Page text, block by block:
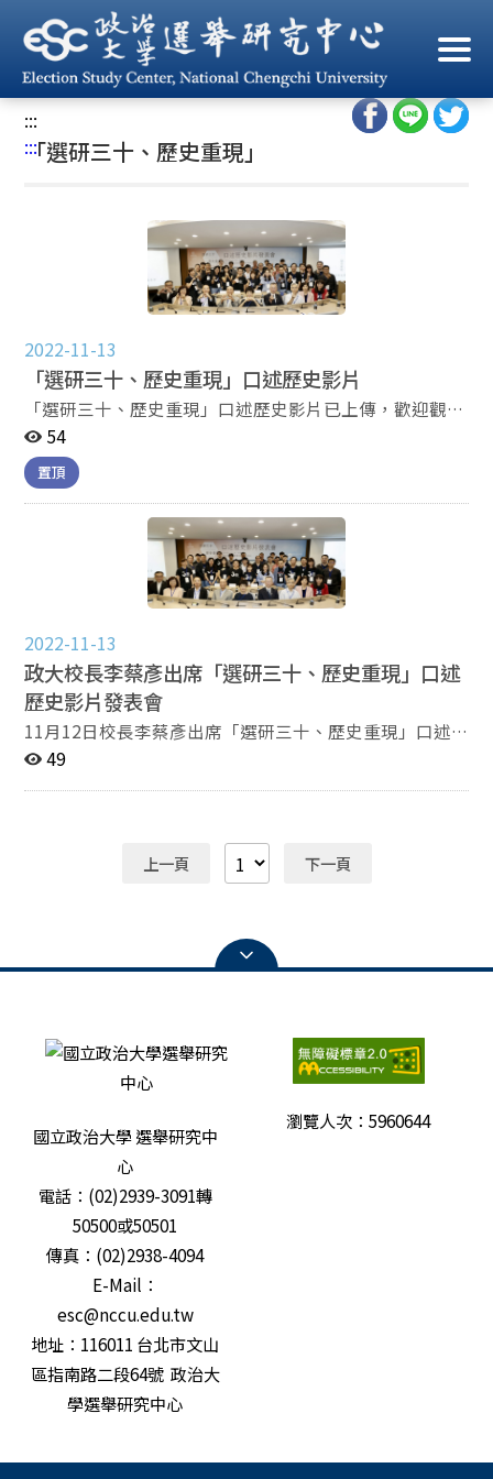
到
主
要
內
容
首頁/ 關於選研/ 「選研三十、歷史重現」
:::
:::
「選研三十、歷史重現」
2022-11-13
「選研三十、歷史重現」口述歷史影片
「選研三十、歷史重現」口述歷史影片已上傳，歡迎觀賞
並轉傳。 精華版：https://www.youtube.com/watch?
v=9ZHoD8Xhcw0 完整感動版：
https://www.youtube.com/watch?
v=Z1aOAxhtFbI&t=410s
54
置頂
2022-11-13
政大校長李蔡彥出席「選研三十、歷史重現」口述
歷史影片發表會
11月12日校長李蔡彥出席「選研三十、歷史重現」口述
歷史影片發表會，達賢講堂半圓形的設計，讓氛圍更加溫
像個「學術家庭」，同事間的關係像家人，也培養了許多
學界、業界、政界的優秀人才，選研中心客觀中立的學術
學公共行政暨政策學系教授，畢業於本校新聞系與政治
系。她表示，政大選研之友協會以聯絡選舉研究中心人
擔任助理，學習民調與選舉研究，還提到自己從來沒跟人
「要錢」辦活動，沒想到本次活動獲得臺灣民主基金會補
助，募款計畫也能得到選研之友響應，顯示選研之友對政
大選研中心和政大的認同，她深表感謝。 劉嘉薇也謝謝選
研中心主任游清鑫、前主任暨前理事長蔡佳泓一直以來帶
領選研中心團隊一起為本次口述史拍攝和發表會努力。同
時她也感謝選研中心研究員鄭夙芬和陳陸輝和全體理監事
會對本次計畫的倡議和投入。游清鑫表示，他特別感謝遠
在美國杜克大學政治系教授牛銘實和伊利諾州立大學政治
系教授王德育對選研的關照和協助。 選研中心首任主任陳
義彥已屆八十高齡，仍出席活動，他表示，選研中心一直
維持學術中立、提供資料供各界使用，並期許選研中心未
來能發展新的量表。前主任黃德福亦出席發表會，他認為
選研中心的貢獻在於研究方法的創新力、對於研究議題的
開發，提供公共財，並且致力於民意調查的透明度。前主
任謝復生遠在美國，也透過事先預錄影片表達對選研中心
活動，但他們對選研中心的貢獻在影片中表露無遺。 出席
49
上一頁 下一頁
國立政治大學 選舉研究中
心
電話：(02)2939-3091轉
50500或50501
傳真：(02)2938-4094
E-Mail：
esc@nccu.edu.tw
地址：116011 台北市文山
區指南路二段64號 政治大
學選舉研究中心
瀏覽人次：5960644